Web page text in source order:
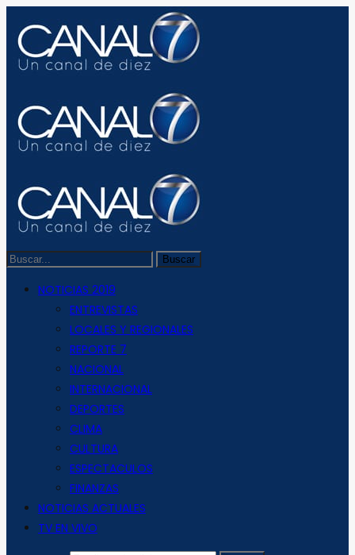
NOTICIAS 2019
ENTREVISTAS
LOCALES Y REGIONALES
REPORTE 7
NACIONAL
INTERNACIONAL
DEPORTES
CLIMA
CULTURA
ESPECTACULOS
FINANZAS
NOTICIAS ACTUALES
TV EN VIVO